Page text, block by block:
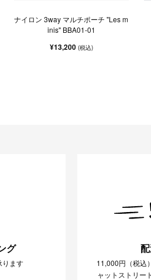
ナイロン 3way マルチポーチ "Les m
inis" BBA01-01
¥13,200 (税込)
グ
ります
11,000円（税込
ャットストリー